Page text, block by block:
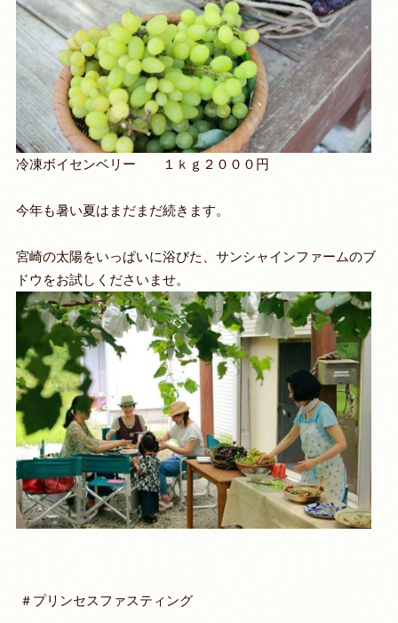
冷凍ボイセンベリー １ｋｇ２０００円
今年も暑い夏はまだまだ続きます。
宮崎の太陽をいっぱいに浴びた、サンシャインファームのブ
ドウをお試しくださいませ。
＃プリンセスファスティング